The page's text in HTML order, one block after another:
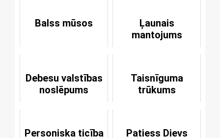
Balss mūsos
Ļaunais
mantojums
Debesu valstības
noslēpums
Taisnīguma
trūkums
Personiska ticība Patiess Dievs